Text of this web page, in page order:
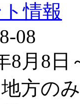
情報
08
8月8日
地方の